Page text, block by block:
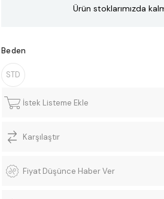
Ürün stoklarımızda
Beden
STD
İstek Listeme Ekle
Karşılaştır
Fiyat Düşünce Haber Ver